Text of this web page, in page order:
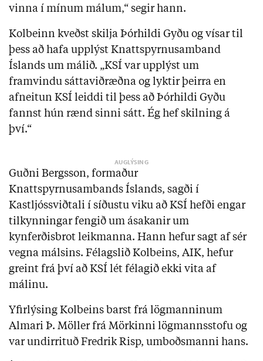
vinna í mínum málum,“ segir hann.
Kolbeinn kveðst skilja Þórhildi Gyðu og vísar til
þess að hafa upplýst Knattspyrnusamband
Íslands um málið. „KSÍ var upplýst um
framvindu sáttaviðræðna og lyktir þeirra en
afneitun KSÍ leiddi til þess að Þórhildi Gyðu
fannst hún rænd sinni sátt. Ég hef skilning á
því.“
Guðni Bergsson, formaður
Knattspyrnusambands Íslands, sagði í
Kastljóssviðtali í síðustu viku að KSÍ hefði engar
tilkynningar fengið um ásakanir um
kynferðisbrot leikmanna. Hann hefur sagt af sér
vegna málsins. Félagslið Kolbeins, AIK, hefur
greint frá því að KSÍ lét félagið ekki vita af
málinu.
Yfirlýsing Kolbeins barst frá lögmanninum
Almari Þ. Möller frá Mörkinni lögmannsstofu og
var undirrituð Fredrik Risp, umboðsmanni hans.